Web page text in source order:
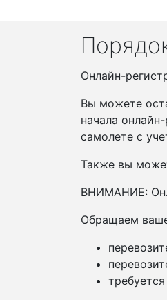
Онлайн-
Вы можете
начала
самолете с
Также вы
ВНИМАНИЕ:
Обращаем